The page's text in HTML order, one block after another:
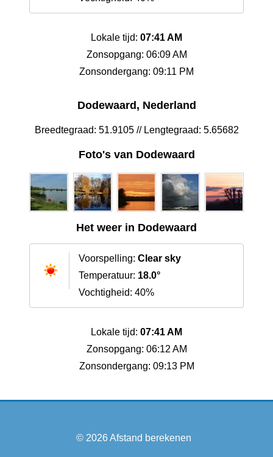
Lokale tijd: 07:41 AM
Zonsopgang: 06:09 AM
Zonsondergang: 09:11 PM
Dodewaard, Nederland
Breedtegraad: 51.9105 // Lengtegraad: 5.65682
Foto's van Dodewaard
Het weer in Dodewaard
Voorspelling: Clear sky
Temperatuur: 18.0°
Vochtigheid: 40%
Lokale tijd: 07:41 AM
Zonsopgang: 06:12 AM
Zonsondergang: 09:13 PM
© 2026Afstand berekenen